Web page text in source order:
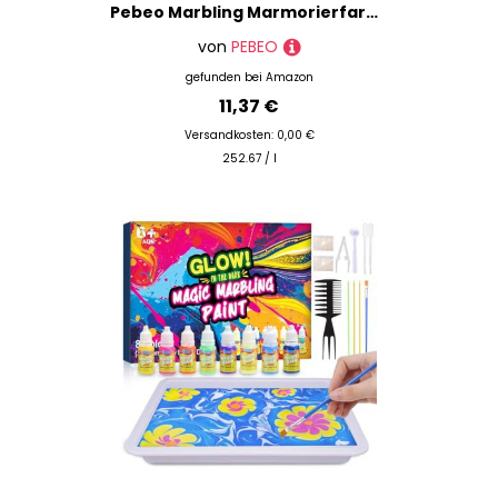
Pebeo Marbling Marmorierfarbe, 45 ml, Smaragdgrün
von PEBEO
gefunden bei Amazon
11,37 €
Versandkosten: 0,00 €
252.67 / l